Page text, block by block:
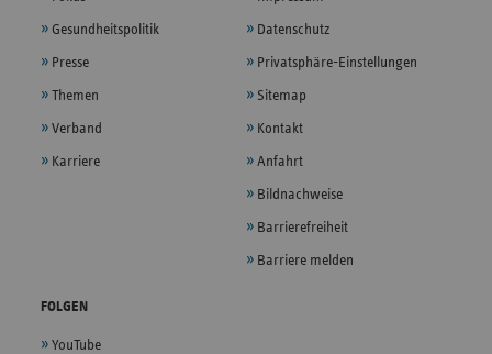
Gesundheitspolitik
Presse
Themen
Verband
Karriere
Datenschutz
Privatsphäre-Einstellungen
Sitemap
Kontakt
Anfahrt
Bildnachweise
Barrierefreiheit
Barriere melden
FOLGEN
YouTube